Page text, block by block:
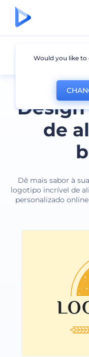
de
Dê mais sabor à
logotipo incrível de
personalizado
Alimentos e
Would you like to